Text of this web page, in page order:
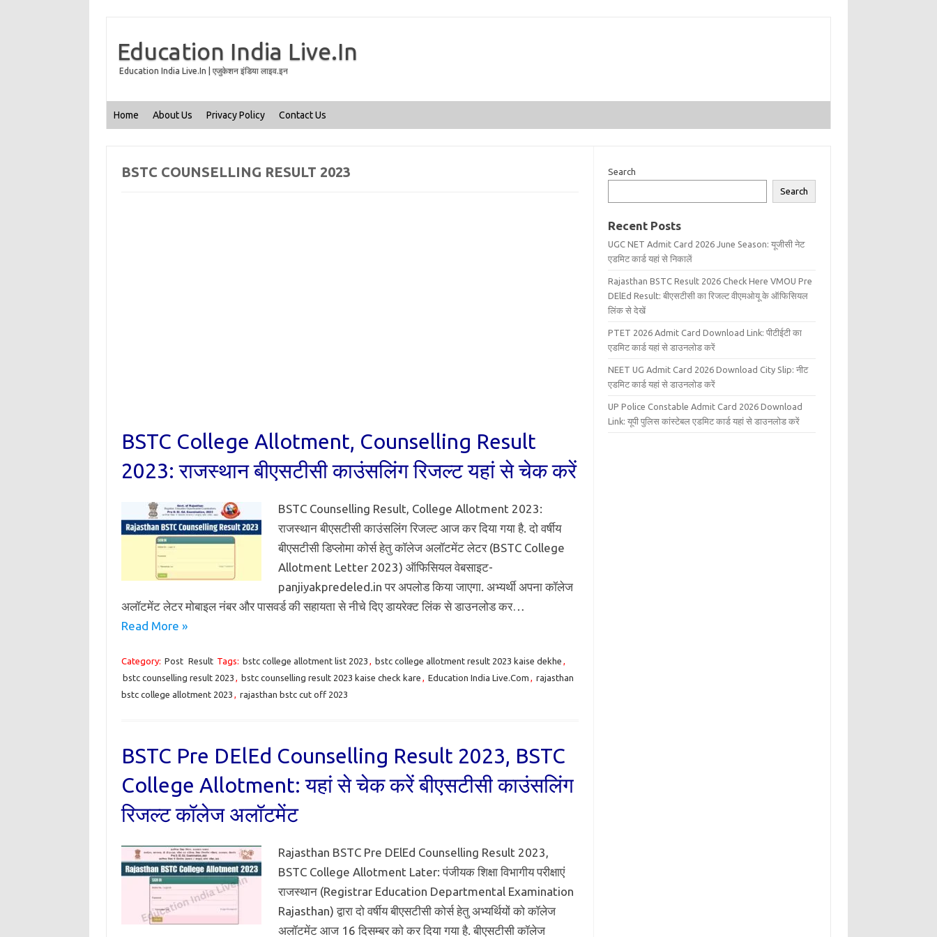
Education India Live.In
Education India Live.In | एजुकेशन इंडिया लाइव.इन
Home About Us Privacy Policy Contact Us
BSTC COUNSELLING RESULT 2023
BSTC College Allotment, Counselling Result
2023: राजस्थान बीएसटीसी काउंसलिंग रिजल्ट यहां से चेक करें
BSTC Counselling Result, College Allotment 2023:
राजस्थान बीएसटीसी काउंसलिंग रिजल्ट आज कर दिया गया है. दो वर्षीय
बीएसटीसी डिप्लोमा कोर्स हेतु कॉलेज अलॉटमेंट लेटर (BSTC College
Allotment Letter 2023) ऑफिसियल वेबसाइट-
panjiyakpredeled.in पर अपलोड किया जाएगा. अभ्यर्थी अपना कॉलेज
अलॉटमेंट लेटर मोबाइल नंबर और पासवर्ड की सहायता से नीचे दिए डायरेक्ट लिंक से डाउनलोड कर…
Read More »
Category: Post Result Tags: bstc college allotment list 2023 , bstc college allotment result 2023 kaise dekhe ,
bstc counselling result 2023 , bstc counselling result 2023 kaise check kare , Education India Live.Com , rajasthan
bstc college allotment 2023 , rajasthan bstc cut off 2023
BSTC Pre DElEd Counselling Result 2023, BSTC
College Allotment: यहां से चेक करें बीएसटीसी काउंसलिंग
रिजल्ट कॉलेज अलॉटमेंट
Rajasthan BSTC Pre DElEd Counselling Result 2023,
BSTC College Allotment Later: पंजीयक शिक्षा विभागीय परीक्षाएं
राजस्थान (Registrar Education Departmental Examination
Rajasthan) द्वारा दो वर्षीय बीएसटीसी कोर्स हेतु अभ्यर्थियों को कॉलेज
अलॉटमेंट आज 16 दिसम्बर को कर दिया गया है. बीएसटीसी कॉलेज
Search
Search
Recent Posts
UGC NET Admit Card 2026 June Season: यूजीसी नेट
एडमिट कार्ड यहां से निकालें
Rajasthan BSTC Result 2026 Check Here VMOU Pre
DElEd Result: बीएसटीसी का रिजल्ट वीएमओयू के ऑफिसियल
लिंक से देखें
PTET 2026 Admit Card Download Link: पीटीईटी का
एडमिट कार्ड यहां से डाउनलोड करें
NEET UG Admit Card 2026 Download City Slip: नीट
एडमिट कार्ड यहां से डाउनलोड करें
UP Police Constable Admit Card 2026 Download
Link: यूपी पुलिस कांस्टेबल एडमिट कार्ड यहां से डाउनलोड करें